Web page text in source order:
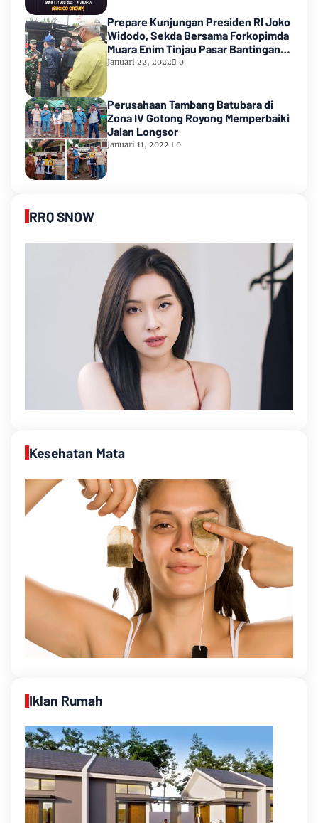
Prepare Kunjungan Presiden RI Joko
Widodo, Sekda Bersama Forkopimda
Muara Enim Tinjau Pasar Bantingan
Tanjung Enim
Januari 22, 2022 0
Perusahaan Tambang Batubara di
Zona IV Gotong Royong Memperbaiki
Jalan Longsor
Januari 11, 2022 0
RRQ SNOW
Kesehatan Mata
Iklan Rumah